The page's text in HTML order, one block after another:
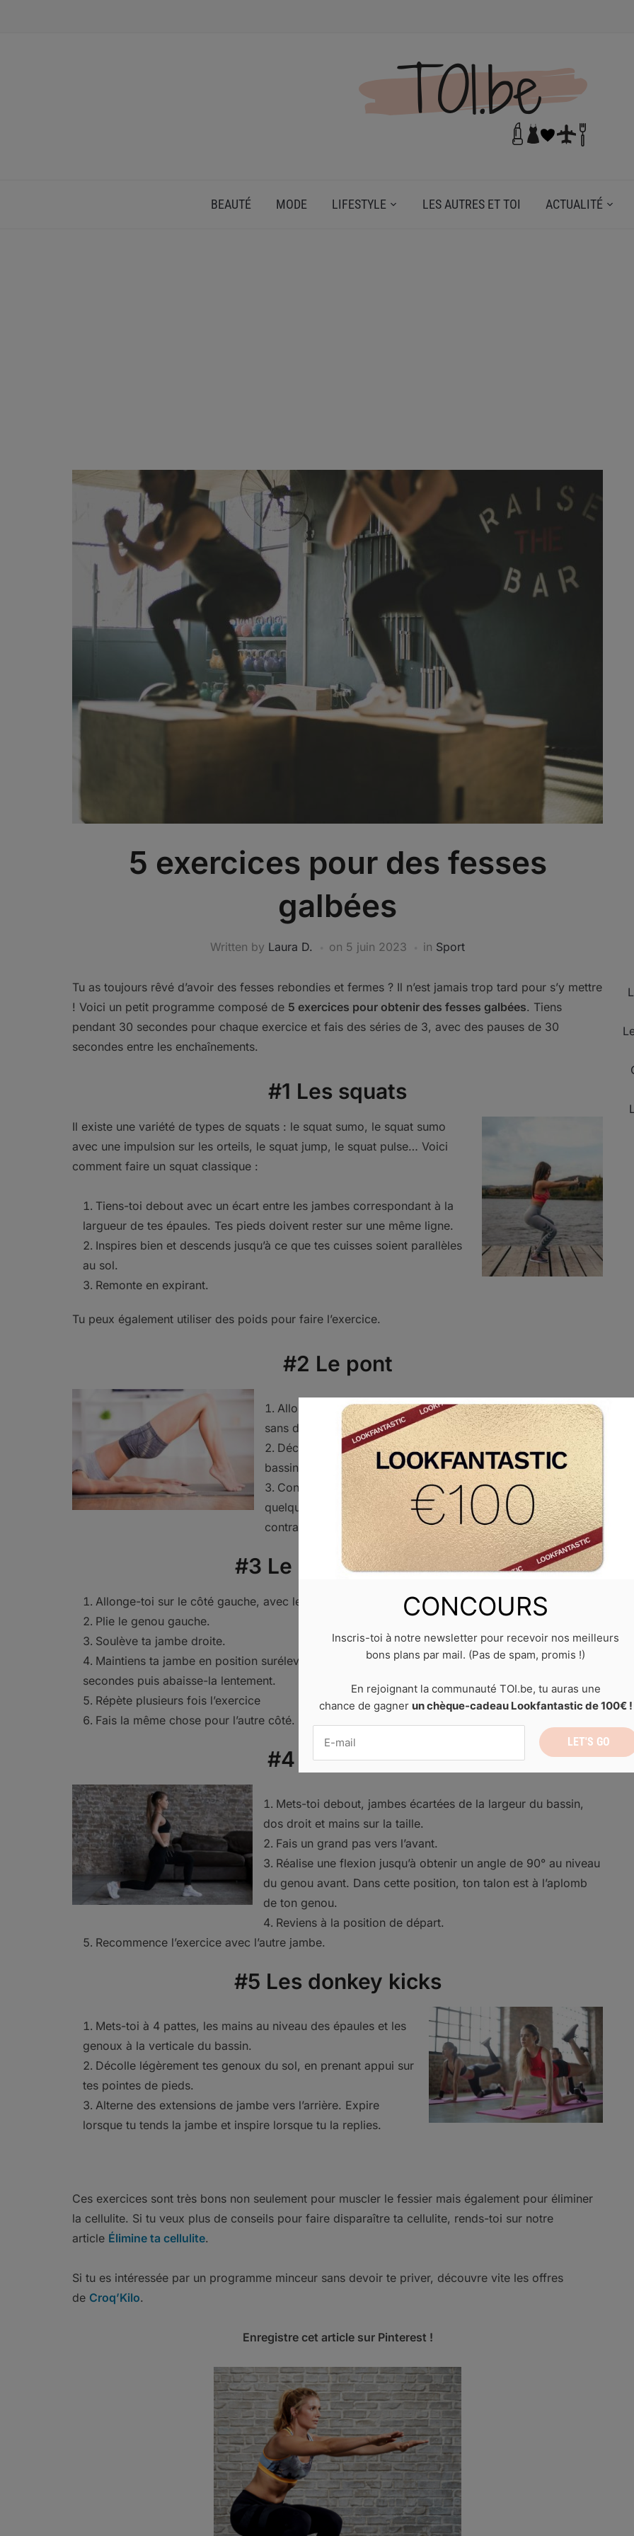
BEAUTÉ MODE LIFESTYLE LES AUTRES ET TOI ACTUALITÉ
5 exercices pour des fesses
galbées
Written by Laura D. on 5 juin 2023 in Sport
Tu as toujours rêvé d’avoir des fesses rebondies et fermes ? Il n’est jamais trop tard pour s’y mettre
! Voici un petit programme composé de 5 exercices pour obtenir des fesses galbées. Tiens
pendant 30 secondes pour chaque exercice et fais des séries de 3, avec des pauses de 30
secondes entre les enchaînements.
#1 Les squats
Il existe une variété de types de squats : le squat sumo, le squat sumo
avec une impulsion sur les orteils, le squat jump, le squat pulse… Voici
comment faire un squat classique :
Tiens-toi debout avec un écart entre les jambes correspondant à la
largueur de tes épaules. Tes pieds doivent rester sur une même ligne.
Inspires bien et descends jusqu’à ce que tes cuisses soient parallèles
au sol.
Remonte en expirant.
Tu peux également utiliser des poids pour faire l’exercice.
#2 Le pont
Allonge-toi sur le dos, fléchis les jambes, écarte les pieds
sans dépasser la largeur des épaules.
Décolle ton bassin du sol, jusqu’à ce que tes cuisses, ton
bassin et ton tronc soient alignés.
Contracte tes abdos et ton fessier. Maintiens cette position
quelques secondes puis recommence. Expire pendant la
contraction et inspire quand tu relâches.
#3 Le levé de jambe
Allonge-toi sur le côté gauche, avec le coude plié sous le torse.
Plie le genou gauche.
Soulève ta jambe droite.
Maintiens ta jambe en position surélevée pendant quelques
secondes puis abaisse-la lentement.
Répète plusieurs fois l’exercice
Fais la même chose pour l’autre côté.
#4 Les fentes
Mets-toi debout, jambes écartées de la largeur du bassin,
dos droit et mains sur la taille.
Fais un grand pas vers l’avant.
Réalise une flexion jusqu’à obtenir un angle de 90° au niveau
du genou avant. Dans cette position, ton talon est à l’aplomb
de ton genou.
Reviens à la position de départ.
Recommence l’exercice avec l’autre jambe.
#5 Les donkey kicks
Mets-toi à 4 pattes, les mains au niveau des épaules et les
genoux à la verticale du bassin.
Décolle légèrement tes genoux du sol, en prenant appui sur
tes pointes de pieds.
Alterne des extensions de jambe vers l’arrière. Expire
lorsque tu tends la jambe et inspire lorsque tu la replies.
Ces exercices sont très bons non seulement pour muscler le fessier mais également pour éliminer
la cellulite. Si tu veux plus de conseils pour faire disparaître ta cellulite, rends-toi sur notre
article Élimine ta cellulite.
Si tu es intéressée par un programme minceur sans devoir te priver, découvre vite les offres
de Croq’Kilo.
Enregistre cet article sur Pinterest !
CONCOURS
Inscris-toi à notre newsletter pour recevoir nos meilleurs
bons plans par mail. (Pas de spam, promis !)
En rejoignant la communauté TOI.be, tu auras une
chance de gagner un chèque-cadeau Lookfantastic de 100€ !